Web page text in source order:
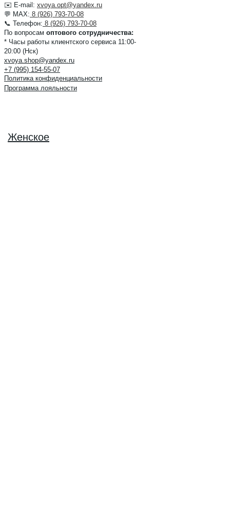
✉️ E-mail: xvoya.opt@yandex.ru
💬 MAX: 8 (926) 793-70-08
📞 Телефон: 8 (926) 793-70-08
По вопросам оптового сотрудничества:
* Часы работы клиентского сервиса 11:00-
20:00 (Нск)
xvoya.shop@yandex.ru
+7 (995) 154-55-07
Политика конфиденциальности
Программа лояльности
Женское